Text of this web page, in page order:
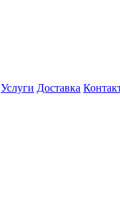
Услуги Доставка